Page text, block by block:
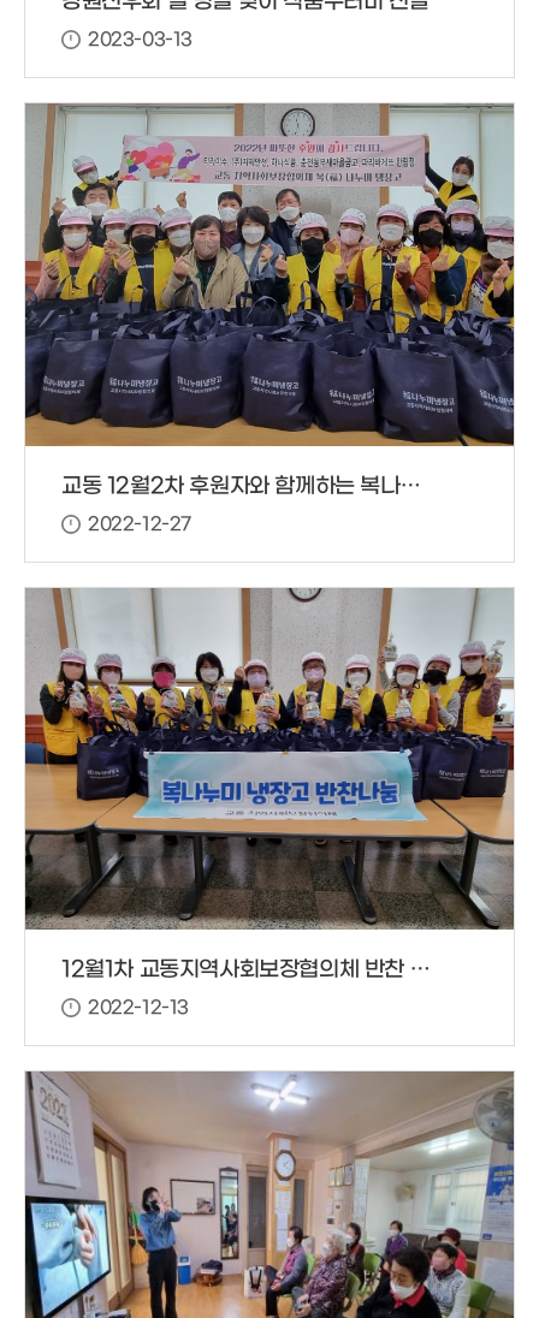
2023-03-13
교동 12월2차 후원자와 함께하는 복나누미 냉장고 반찬 봉사
2022-12-27
12월1차 교동지역사회보장협의체 반찬 봉사
2022-12-13